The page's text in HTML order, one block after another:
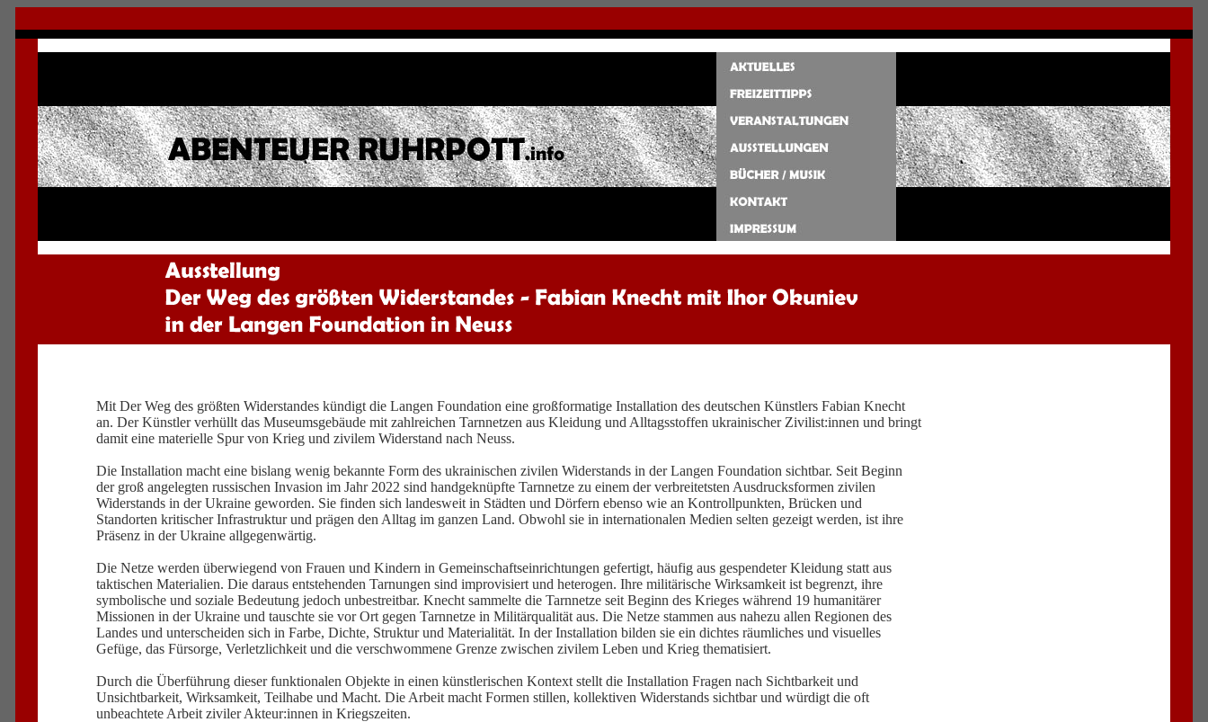
Mit Der Weg des größten Widerstandes kündigt die Langen Foundation eine großformatige Installation des deutschen Künstlers Fabian Knecht
an. Der Künstler verhüllt das Museumsgebäude mit zahlreichen Tarnnetzen aus Kleidung und Alltagsstoffen ukrainischer Zivilist:innen und bringt
damit eine materielle Spur von Krieg und zivilem Widerstand nach Neuss.
Die Installation macht eine bislang wenig bekannte Form des ukrainischen zivilen Widerstands in der Langen Foundation sichtbar. Seit Beginn
der groß angelegten russischen Invasion im Jahr 2022 sind handgeknüpfte Tarnnetze zu einem der verbreitetsten Ausdrucksformen zivilen
Widerstands in der Ukraine geworden. Sie finden sich landesweit in Städten und Dörfern ebenso wie an Kontrollpunkten, Brücken und
Standorten kritischer Infrastruktur und prägen den Alltag im ganzen Land. Obwohl sie in internationalen Medien selten gezeigt werden, ist ihre
Präsenz in der Ukraine allgegenwärtig.
Die Netze werden überwiegend von Frauen und Kindern in Gemeinschaftseinrichtungen gefertigt, häufig aus gespendeter Kleidung statt aus
taktischen Materialien. Die daraus entstehenden Tarnungen sind improvisiert und heterogen. Ihre militärische Wirksamkeit ist begrenzt, ihre
symbolische und soziale Bedeutung jedoch unbestreitbar. Knecht sammelte die Tarnnetze seit Beginn des Krieges während 19 humanitärer
Missionen in der Ukraine und tauschte sie vor Ort gegen Tarnnetze in Militärqualität aus. Die Netze stammen aus nahezu allen Regionen des
Landes und unterscheiden sich in Farbe, Dichte, Struktur und Materialität. In der Installation bilden sie ein dichtes räumliches und visuelles
Gefüge, das Fürsorge, Verletzlichkeit und die verschwommene Grenze zwischen zivilem Leben und Krieg thematisiert.
Durch die Überführung dieser funktionalen Objekte in einen künstlerischen Kontext stellt die Installation Fragen nach Sichtbarkeit und
Unsichtbarkeit, Wirksamkeit, Teilhabe und Macht. Die Arbeit macht Formen stillen, kollektiven Widerstands sichtbar und würdigt die oft
unbeachtete Arbeit ziviler Akteur:innen in Kriegszeiten.